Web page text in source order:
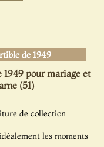
de 1949
pour mariage et
(51)
de collection
les moments